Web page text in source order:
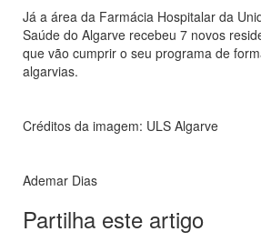
Já a área da Farmácia Hospitalar da
Saúde do Algarve recebeu 7 novos
que vão cumprir o seu programa de
algarvias.
Créditos da imagem: ULS Algarve
Ademar Dias
Partilha este artigo